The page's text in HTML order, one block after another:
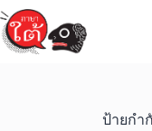
Skip
to
content
ป้ายกำ